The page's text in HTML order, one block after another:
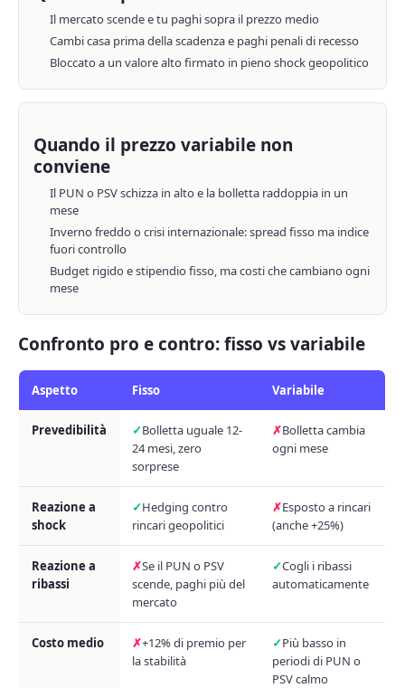
Il mercato scende e tu paghi sopra il prezzo medio
Cambi casa prima della scadenza e paghi penali di recesso
Bloccato a un valore alto firmato in pieno shock geopolitico
Quando il prezzo variabile non
conviene
Il PUN o PSV schizza in alto e la bolletta raddoppia in un
mese
Inverno freddo o crisi internazionale: spread fisso ma indice
fuori controllo
Budget rigido e stipendio fisso, ma costi che cambiano ogni
mese
Confronto pro e contro: fisso vs variabile
Aspetto Fisso Variabile
Prevedibilità
Bolletta uguale 12-
24 mesi, zero
sorprese
Bolletta cambia
ogni mese
Reazione a
shock
Hedging contro
rincari geopolitici
Esposto a rincari
(anche +25%)
Reazione a
ribassi
Se il PUN o PSV
scende, paghi più del
mercato
Cogli i ribassi
automaticamente
Costo medio
+12% di premio per
la stabilità
Più basso in
periodi di PUN o
PSV calmo